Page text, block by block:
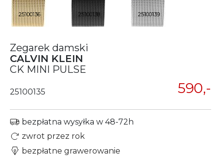
25100136 25100138 25100139
Zegarek damski
CALVIN KLEIN
CK MINI PULSE
25100135 590,-
bezpłatna wysyłka w 48-72h
zwrot przez rok
bezpłatne grawerowanie